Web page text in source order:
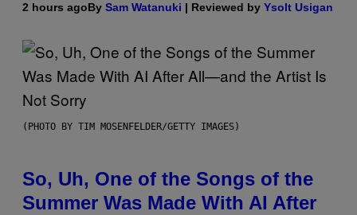
2 hours agoBy Sam Watanuki | Reviewed by Ysolt Usigan
(PHOTO BY TIM MOSENFELDER/GETTY IMAGES)
So, Uh, One of the Songs of the
Summer Was Made With AI After